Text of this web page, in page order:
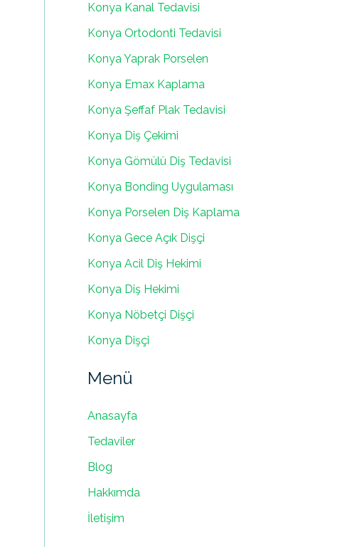
Konya Kanal Tedavisi
Konya Ortodonti Tedavisi
Konya Yaprak Porselen
Konya Emax Kaplama
Konya Şeffaf Plak Tedavisi
Konya Diş Çekimi
Konya Gömülü Diş Tedavisi
Konya Bonding Uygulaması
Konya Porselen Diş Kaplama
Konya Gece Açık Dişçi
Konya Acil Diş Hekimi
Konya Diş Hekimi
Konya Nöbetçi Dişçi
Konya Dişçi
Menü
Anasayfa
Tedaviler
Blog
Hakkımda
İletişim